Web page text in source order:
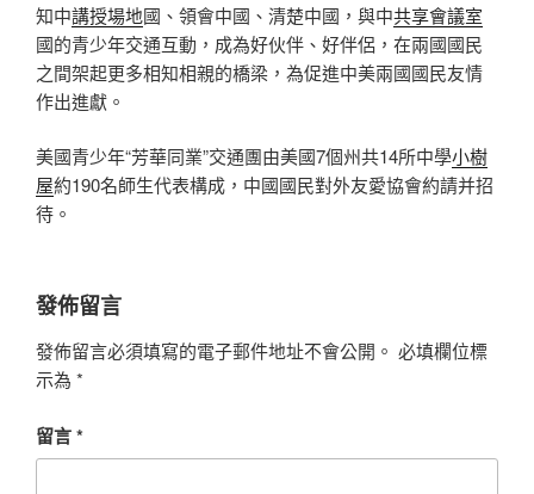
知中講授場地國、領會中國、清楚中國，與中共享會議室
國的青少年交通互動，成為好伙伴、好伴侶，在兩國國民
之間架起更多相知相親的橋梁，為促進中美兩國國民友情
作出進獻。
美國青少年“芳華同業”交通團由美國7個州共14所中學小樹
屋約190名師生代表構成，中國國民對外友愛協會約請并招
待。
發佈留言
發佈留言必須填寫的電子郵件地址不會公開。 必填欄位標
示為 *
留言*